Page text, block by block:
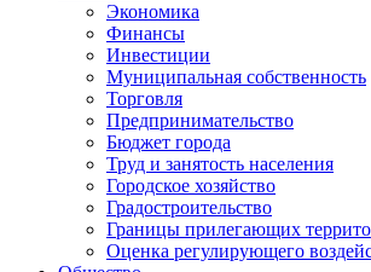
Экономика
Финансы
Инвестиции
Муниципальная собственность
Торговля
Предпринимательство
Бюджет города
Труд и занятость населения
Городское хозяйство
Градостроительство
Границы прилегающих
Оценка регулирующего